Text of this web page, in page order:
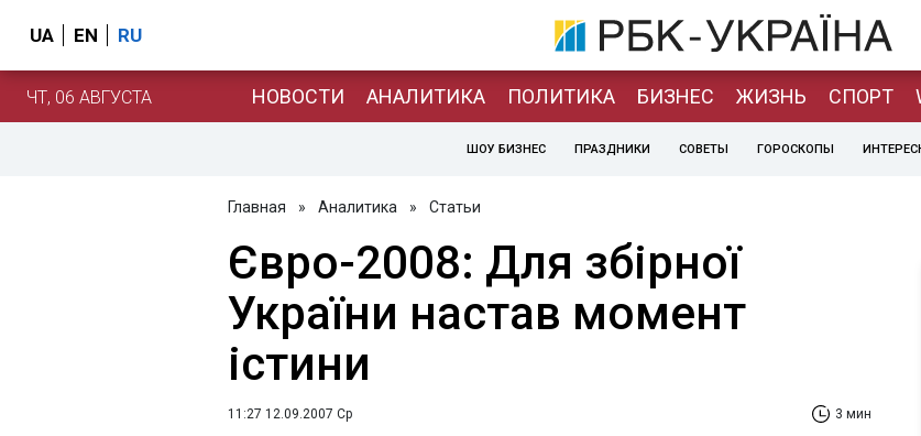
UA EN RU
ЧТ, 06 АВГУСТА НОВОСТИ АНАЛИТИКА ПОЛИТИКА БИЗНЕС ЖИЗНЬ СПОРТ
ШОУ БИЗНЕС ПРАЗДНИКИ СОВЕТЫ ГОРОСКОПЫ
Главная » Аналитика » Статьи
Євро-2008: Для збірної
України настав момент
істини
11:27 12.09.2007 Ср 3 мин